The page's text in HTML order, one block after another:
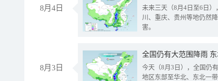
8月4日
未来三天（8月4日至6日
川、重庆、贵州等地仍然
害。
8月3日
全国仍有大范围降雨
今天（8月3日），全国仍
地区东部至华北、东北一